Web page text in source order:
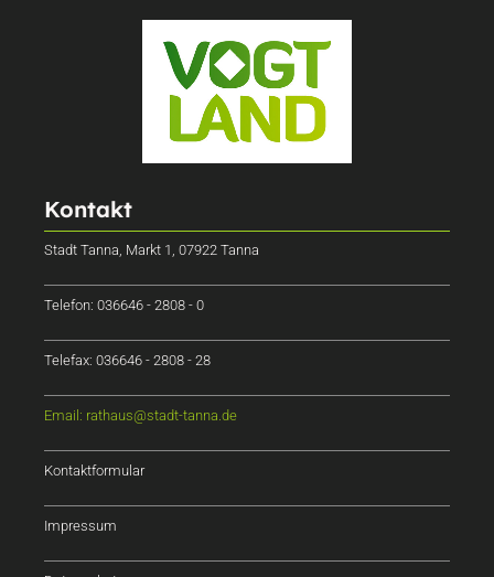
Kontakt
Stadt Tanna, Markt 1, 07922 Tanna
Telefon: 036646 - 2808 - 0
Telefax: 036646 - 2808 - 28
Email: rathaus@stadt-tanna.de
Kontaktformular
Impressum